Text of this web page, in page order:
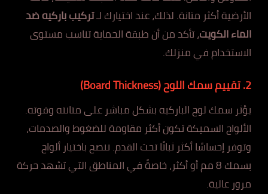
الأرضية أكثر متانة. لذلك، عند اختيارك لـتركيب باركيه ضد
الماء الكويت، تأكد من أن طبقة الحماية تناسب مستوى
الاستخدام في منزلك.
2. تقييم سمك اللوح (Board Thickness)
يؤثر سمك لوح الباركيه بشكل مباشر على متانته وقوته.
الألواح السميكة تكون أكثر مقاومة للضغوط والصدمات،
وتوفر إحساسًا أكثر ثباتًا تحت القدم. ننصح باختيار ألواح
بسمك 8 مم أو أكثر، خاصةً في المناطق التي تشهد حركة
مرور عالية.